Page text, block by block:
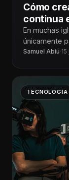
Cómo
continua
iglesia
En muchas
únicamente
enfocan en
Samuel Abiú·
TECNOLOGÍA